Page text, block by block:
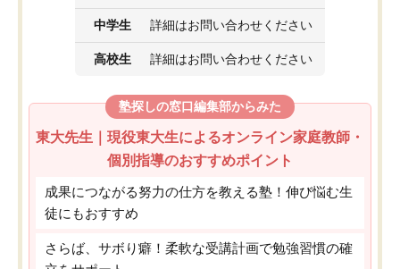
中学生 詳細はお問い合わせください
高校生 詳細はお問い合わせください
塾探しの窓口編集部からみた
東大先生｜現役東大生によるオンライン家庭教師・
個別指導のおすすめポイント
成果につながる努力の仕方を教える塾！伸び悩む生
徒にもおすすめ
さらば、サボり癖！柔軟な受講計画で勉強習慣の確